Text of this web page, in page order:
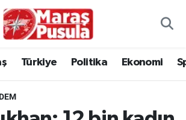
Türkiye Politika Ekonomi